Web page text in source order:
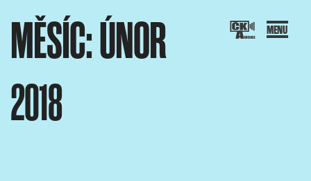
obsahu
ČESKÝCH KAMERAMANŮ
portál Asociace českých kameramanů
MĚSÍC:ÚNOR
2018